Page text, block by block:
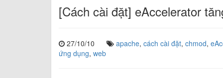
[Cách cài đặt] eAccelerator
27/10/10 apache, cách cài đặt, chmod,
ứng dụng, web